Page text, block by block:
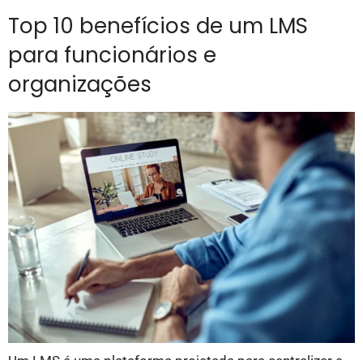
Top 10 benefícios de um LMS
para funcionários e
organizações